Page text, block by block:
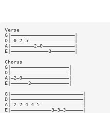
Verse
G|——————————————————————|
D|—0—2—5————————————————|
A|————————2—0———————————|
E|—————————————3————————|
Chorus
G|————————————————————|
D|————————————————————|
A|—2—0————————————————|
E|——————3—————————————|
G|—————————————————————————|
D|—————————————————————————|
A|—2—2—4—4—5———————————————|
E|——————————————3—3—3——————|